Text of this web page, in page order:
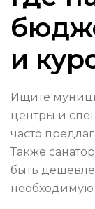
и
Ищите
центры и
часто
Также
быть